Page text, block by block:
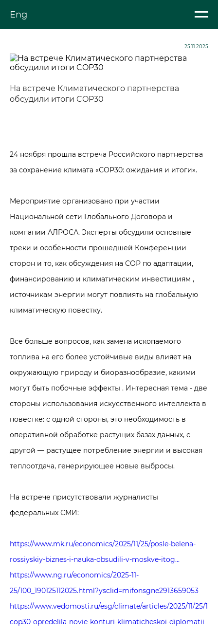
Eng
25.11.2025
На встрече Климатического партнерства
обсудили итоги COP30
24 ноября прошла встреча Российского партнерства
за сохранение климата «СОР30: ожидания и итоги».
Мероприятие организовано при участии
Национальной сети Глобального Договора и
компании АЛРОСА. Эксперты обсудили основные
треки и особенности прошедшей Конференции
сторон и то, как обсуждения на СОР по адаптации,
финансированию и климатическим инвестициям ,
источникам энергии могут повлиять на глобальную
климатическую повестку.
Все больше вопросов, как замена ископаемого
топлива на его более устойчивые виды влияет на
окружающую природу и биоразнообразие, какими
могут быть побочные эффекты . Интересная тема - две
стороны использования искусственного интеллекта в
повестке: с одной стороны, это необходимость в
оперативной обработке растущих базах данных, с
другой — растущее потребление энергии и высокая
теплоотдача, генерирующее новые выбросы.
На встрече присутствовали журналисты
федеральных СМИ:
https://www.mk.ru/economics/2025/11/25/posle-belena-
rossiyskiy-biznes-i-nauka-obsudili-v-moskve-itog...
https://www.ng.ru/economics/2025-11-
25/100_190125112025.html?ysclid=mifonsgne2913659053
https://www.vedomosti.ru/esg/climate/articles/2025/11/25/
cop30-opredelila-novie-konturi-klimaticheskoi-diplomatii